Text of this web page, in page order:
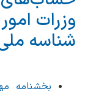
وزرات
شناسه
بخشنامه